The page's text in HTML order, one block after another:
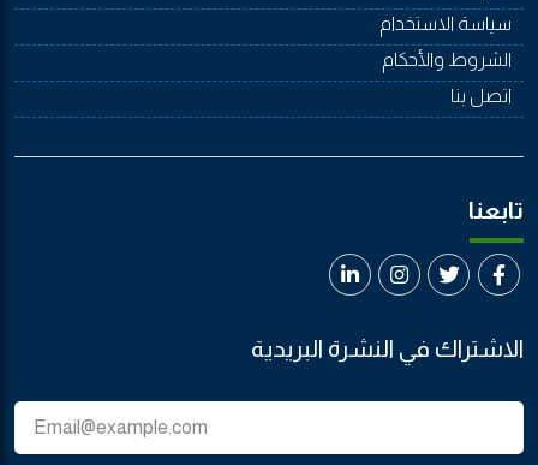
سياسة الاستخدام
الشروط والأحكام
اتصل بنا
تابعنا
الاشتراك في النشرة البريدية